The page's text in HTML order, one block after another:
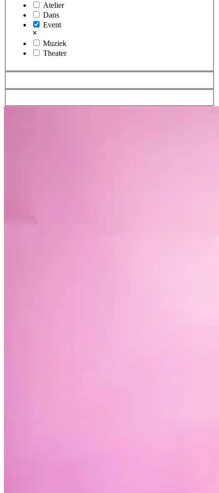
Atelier
Dans
Event
Muziek
Theater